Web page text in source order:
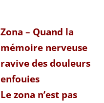
Zona – Quand la
mémoire nerveuse
ravive des douleurs
enfouies
Le zona n’est pas